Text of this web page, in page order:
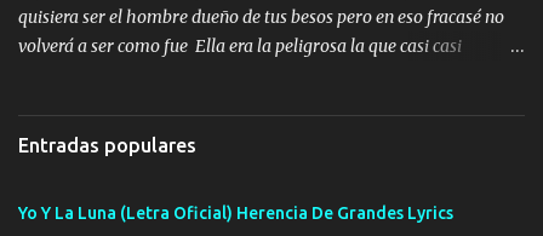
quisiera ser el hombre dueño de tus besos pero en eso fracasé no
volverá a ser como fue Ella era la peligrosa la que casi casi
años solo pienso en ti mami no me crees se que no me crees
Música Amar me duele estoy rodeado de mujeres pero solo
pasión en la troca tus labios besándome yo quitándote la ropa no
Entradas populares
Yo Y La Luna (Letra Oficial) Herencia De Grandes Lyrics